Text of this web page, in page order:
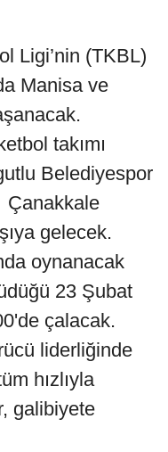
Ligi’nin (TKBL)
Manisa ve
takımı
Belediyespor
Çanakkale
gelecek.
oynanacak
23 Şubat
çalacak.
liderliğinde
hızlıyla
galibiyete